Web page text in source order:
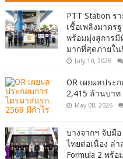
PTT Station
เชื้อเพลิงมาตร
พร้อมมุ่งสู่การมี
มากที่สุดภายใ
July 10, 2026
OR เผยผลประ
2,415 ล้านบา
May 08, 2026
บางจากฯ จับมื
ไทยต่อเนื่อง ล่
Formula 2 พร้